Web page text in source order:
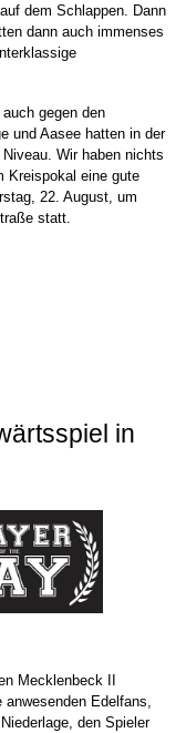
dem Schlappen. Dann
dann auch immenses
gegen den
und Aasee hatten in der
Wir haben nichts
Kreispokal eine gute
22. August, um
statt.
in
Mecklenbeck II
anwesenden Edelfans,
den Spieler